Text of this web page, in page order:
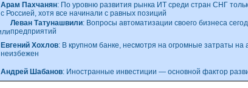
Арам Пахчанян: По уровню развития рынка ИТ среди стран СНГ
с Россией, хотя все начинали с равных позиций
Леван Татунашвили: Вопросы автоматизации своего бизнеса
предприятий
Евгений Хохлов: В крупном банке, несмотря на огромные затраты на
неизбежен
Андрей Шабанов: Иностранные инвестиции — основной фактор